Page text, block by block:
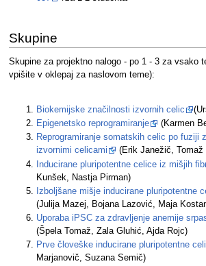
Skupine
Skupine za projektno nalogo - po 1 - 3 za vsako
vpišite v oklepaj za naslovom teme):
Biokemijske značilnosti izvornih celic
Epigenetsko reprogramiranje
(Karmen
Reprogramiranje somatskih celic po fuziji
izvornimi celicami
(Erik Janežič, Tomaž
Inducirane pluripotentne celice iz mišjih
Kunšek, Nastja Pirman)
Izboljšane mišje inducirane pluripotentne
(Julija Mazej, Bojana Lazović, Maja
Uporaba iPSC za zdravljenje anemije
(Špela Tomaž, Zala Gluhić, Ajda Rojc)
Prve človeške inducirane pluripotentne
Marjanovič, Suzana Semič)